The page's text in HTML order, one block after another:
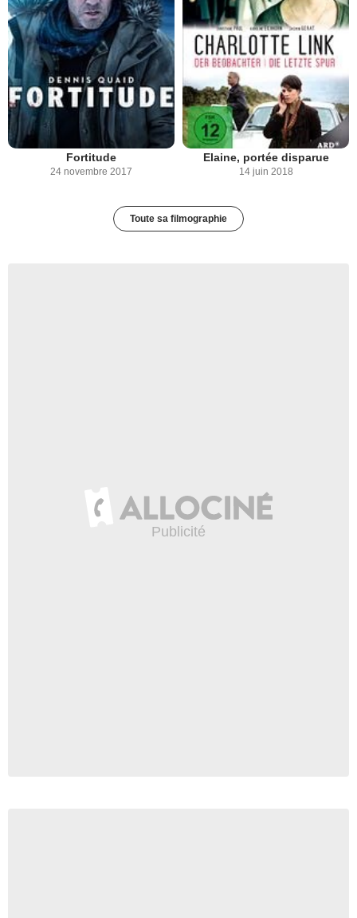
Fortitude
24 novembre 2017
Elaine, portée disparue
14 juin 2018
Toute sa filmographie